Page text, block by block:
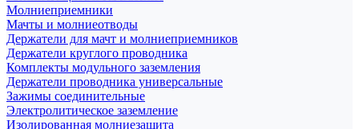
Молниеприемники
Мачты и молниеотводы
Держатели для мачт и молниеприемников
Держатели круглого проводника
Комплекты модульного заземления
Держатели проводника универсальные
Зажимы соединительные
Электролитическое заземление
Изолированная молниезащита